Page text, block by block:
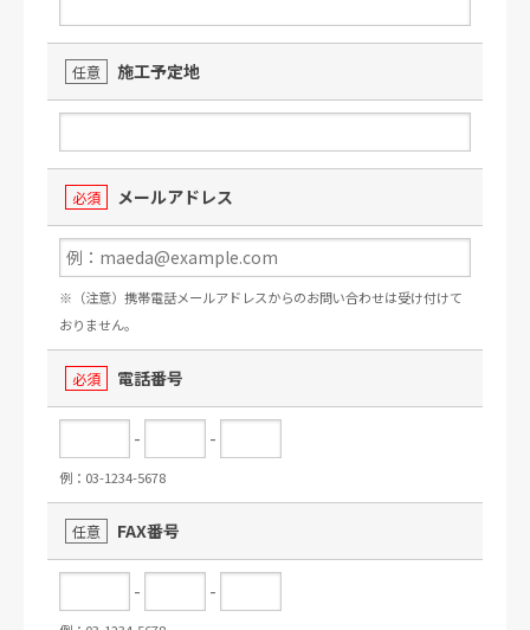
任意 施工予定地
必須 メールアドレス
※（注意）携帯電話メールアドレスからのお問い合わせは受け付けて
おりません。
必須 電話番号
- -
例：03-1234-5678
任意 FAX番号
- -